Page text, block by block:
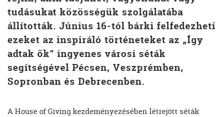
tudásukat közösségük szolgálatába
állították. Június 16-tól bárki felfedezheti
ezeket az inspiráló történeteket az „Így
adtak ők” ingyenes városi séták
segítségével Pécsen, Veszprémben,
Sopronban és Debrecenben.
A House of Giving kezdeményezésében létrejött séták